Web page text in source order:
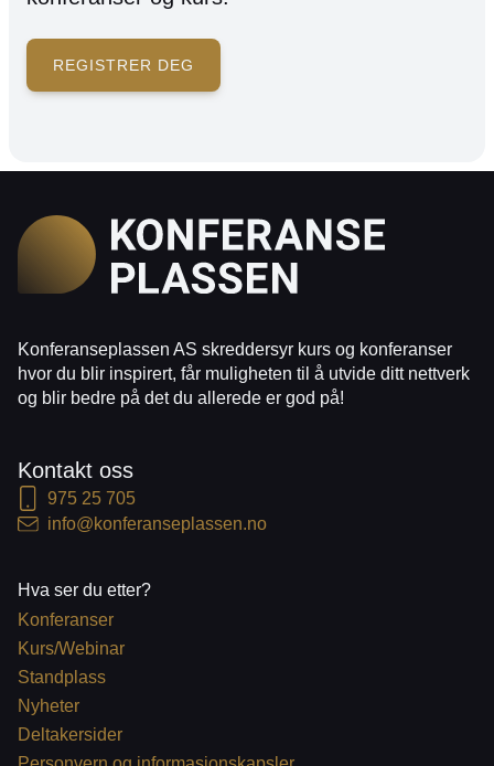
REGISTRER DEG
Konferanseplassen AS skreddersyr kurs og konferanser
hvor du blir inspirert, får muligheten til å utvide ditt nettverk
og blir bedre på det du allerede er god på!
Kontakt oss
975 25 705
info@konferanseplassen.no
Hva ser du etter?
Konferanser
Kurs/Webinar
Standplass
Nyheter
Deltakersider